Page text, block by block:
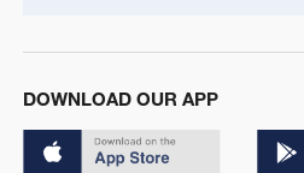
DOWNLOAD OUR APP